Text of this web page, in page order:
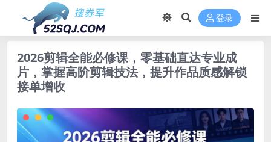
登录
2026剪辑全能必修课，零基础直达专业成
片，掌握高阶剪辑技法，提升作品质感解锁
接单增收